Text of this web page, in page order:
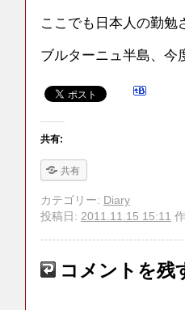
ここでも日本人の勤勉
ブルターニュ半島、今
共有:
共有
カテゴリー: Diary
投稿日: 2011.11.15 15:11
コメントを残